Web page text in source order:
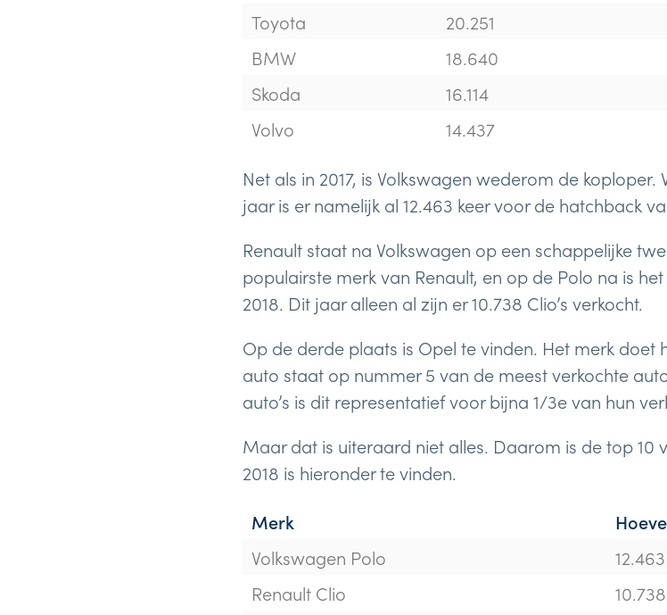
Toyota
20.251
BMW
18.640
Skoda
16.114
Volvo
14.437
Net als in 2017, is Volkswagen wederom de
jaar is er namelijk al 12.463 keer voor de hatchback
Renault staat na Volkswagen op een schappelijke
populairste merk van Renault, en op de Polo na is
2018. Dit jaar alleen al zijn er 10.738 Clio’s verkocht.
Op de derde plaats is Opel te vinden. Het merk doet
auto staat op nummer 5 van de meest verkochte
auto’s is dit representatief voor bijna 1/3e van hun
Maar dat is uiteraard niet alles. Daarom is de top 10
2018 is hieronder te vinden.
Merk
Volkswagen Polo
12.463
Renault Clio
10.738